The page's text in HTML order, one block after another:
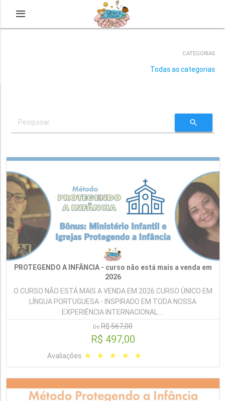
CATEGORIAS
Todas as categorias
PROTEGENDO A INFÂNCIA - curso não está mais a venda em
2026
O CURSO NÃO ESTÁ MAIS A VENDA EM 2026.CURSO ÚNICO EM
LÍNGUA PORTUGUESA - INSPIRADO EM TODA NOSSA
EXPERIÊNCIA INTERNACIONAL....
De R$ 567,00
R$ 497,00
Avaliações